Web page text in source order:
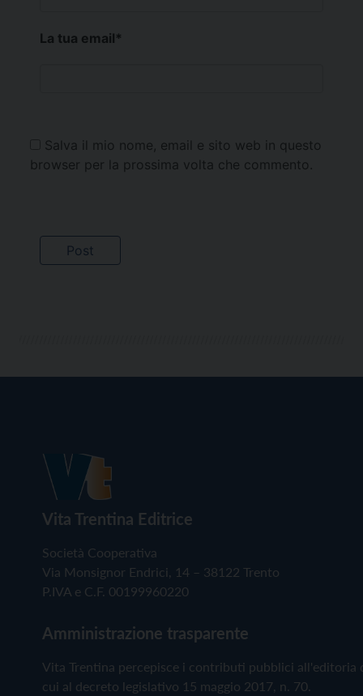
La tua email*
Salva il mio nome, email e sito web in questo
browser per la prossima volta che commento.
Vita Trentina Editrice
Società Cooperativa
Via Monsignor Endrici, 14 – 38122 Trento
P.IVA e C.F. 00199960220
Amministrazione trasparente
Vita Trentina percepisce i contributi pubblici all'editoria
cui al decreto legislativo 15 maggio 2017, n. 70.